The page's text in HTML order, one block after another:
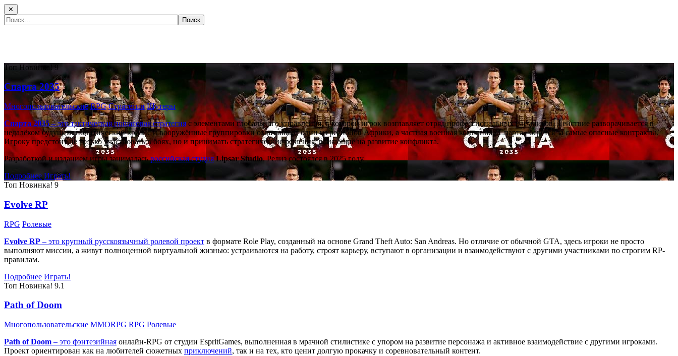
✕
Топ Новинка! 9
Спарта 2035
Многопользовательские RPG Стратегии Шутеры
Спарта 2035– это тактическаяпошаговая стратегияс элементами глобального управления, в которой игрок возглавляет отряд профессиональных наёмников. Действие разворачивается в
недалёком будущем: политический кризис и вооружённые группировки охватывают один из регионов Африки, а частная военная компания «Спарта» берётся за самые опасные контракты.
Игроку предстоит не только участвовать в боях, но и принимать стратегические решения, влияющие на развитие конфликта.
Разработкой и изданием игры занималасьроссийская студия Lipsar Studio. Релиз состоялся в 2025 году.
Подробнее Играть!
Топ Новинка! 9
Evolve RP
RPG Ролевые
Evolve RP – это крупный русскоязычный ролевой проект в формате Role Play, созданный на основе Grand Theft Auto: San Andreas. Но отличие от обычной GTA, здесь игроки не просто
выполняют миссии, а живут полноценной виртуальной жизнью: устраиваются на работу, строят карьеру, вступают в организации и взаимодействуют с другими участниками по строгим RP-
правилам.
Подробнее Играть!
Топ Новинка! 9.1
Path of Doom
Многопользовательские MMORPG RPG Ролевые
Path of Doom – это фэнтезийная онлайн-RPG от студии EspritGames, выполненная в мрачной стилистике с упором на развитие персонажа и активное взаимодействие с другими игроками.
Проект ориентирован как на любителей сюжетных приключений, так и на тех, кто ценит долгую прокачку и соревновательный контент.